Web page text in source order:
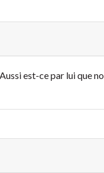
est-ce par lui que